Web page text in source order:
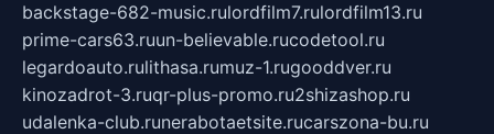
backstage-682-music.rulordfilm7.rulordfilm13.ru
prime-cars63.ruun-believable.rucodetool.ru
legardoauto.rulithasa.rumuz-1.rugooddver.ru
kinozadrot-3.ruqr-plus-promo.ru2shizashop.ru
udalenka-club.runerabotaetsite.rucarszona-bu.ru